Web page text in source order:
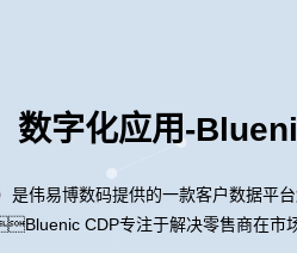
数字化应用-
是伟易博数码提供的一款客户数据
CDP专注于解决零售商在